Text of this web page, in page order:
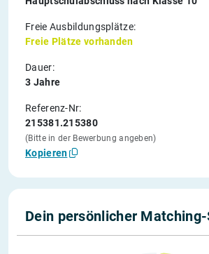
Freie Ausbildungsplätze:
Freie Plätze vorhanden
Dauer:
3 Jahre
Referenz-Nr:
215381.215380
(Bitte in der Bewerbung angeben)
Kopieren
Dein persönlicher